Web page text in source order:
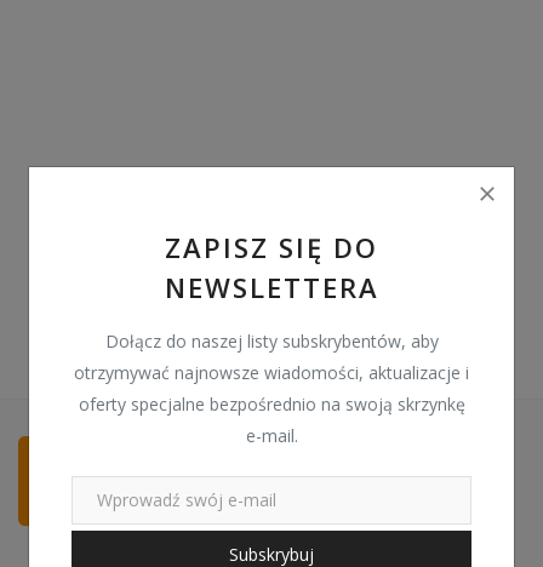
Polski
ZAPISZ SIĘ DO
NEWSLETTERA
Dołącz do naszej listy subskrybentów, aby
otrzymywać najnowsze wiadomości, aktualizacje i
oferty specjalne bezpośrednio na swoją skrzynkę
e-mail.
Subskrybuj